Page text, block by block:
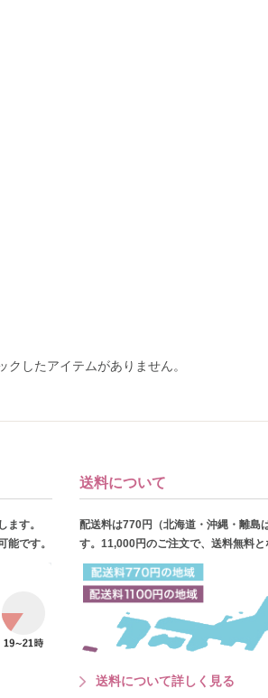
クしたアイテムがありません。
ます。
能です。
送料について
配送料は770円（北海道・沖縄・離島
す。11,000円のご注文で、送料無料と
送料について詳しく見る